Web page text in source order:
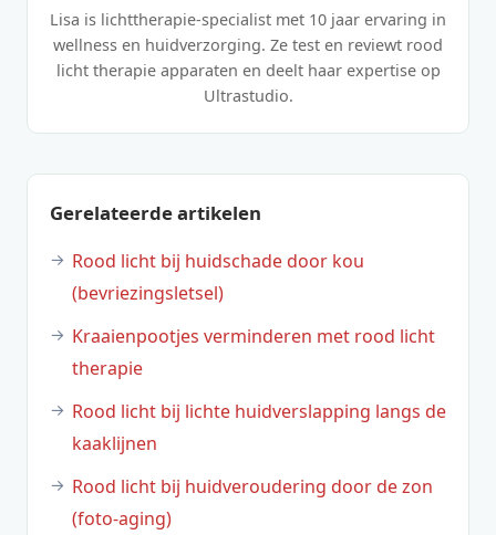
Lisa is lichttherapie-specialist met 10 jaar ervaring in
wellness en huidverzorging. Ze test en reviewt rood
licht therapie apparaten en deelt haar expertise op
Ultrastudio.
Gerelateerde artikelen
Rood licht bij huidschade door kou
(bevriezingsletsel)
Kraaienpootjes verminderen met rood licht
therapie
Rood licht bij lichte huidverslapping langs de
kaaklijnen
Rood licht bij huidveroudering door de zon
(foto-aging)